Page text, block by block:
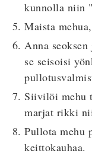
kunnolla niin
Maista
Anna
se seisoisi
Siivilöi mehu
marjat rikki
Pullota mehu
keittokauhaa.